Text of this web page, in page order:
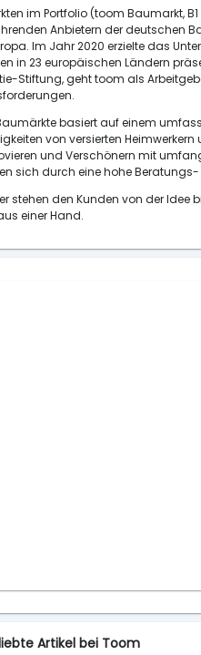
im Portfolio (toom Baumarkt,
Anbietern der deutschen
Im Jahr 2020 erzielte das
in 23 europäischen Ländern
Stiftung, geht toom als
basiert auf einem
von versierten
und Verschönern mit
sich durch eine hohe
stehen den Kunden von der Idee
einer Hand.
Artikel bei Toom